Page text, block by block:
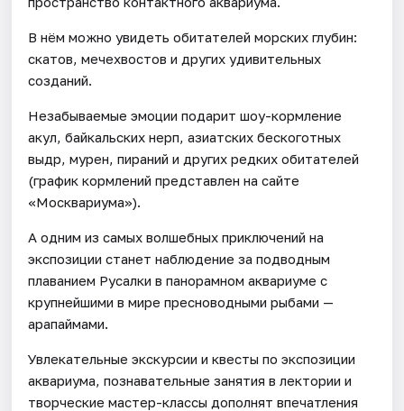
В нём можно увидеть обитателей морских глубин:
скатов, мечехвостов и других удивительных
созданий.
Незабываемые эмоции подарит шоу-кормление
акул, байкальских нерп, азиатских бескоготных
выдр, мурен, пираний и других редких обитателей
(график кормлений представлен на сайте
«Москвариума»).
А одним из самых волшебных приключений на
экспозиции станет наблюдение за подводным
плаванием Русалки в панорамном аквариуме с
крупнейшими в мире пресноводными рыбами —
арапаймами.
Увлекательные экскурсии и квесты по экспозиции
аквариума, познавательные занятия в лектории и
творческие мастер-классы дополнят впечатления